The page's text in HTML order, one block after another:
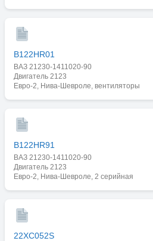
B122HR01
ВАЗ 21230-1411020-90
Двигатель 2123
Евро-2, Нива-Шевроле, вентиляторы
B122HR91
ВАЗ 21230-1411020-90
Двигатель 2123
Евро-2, Нива-Шевроле, 2 серийная
22XC052S